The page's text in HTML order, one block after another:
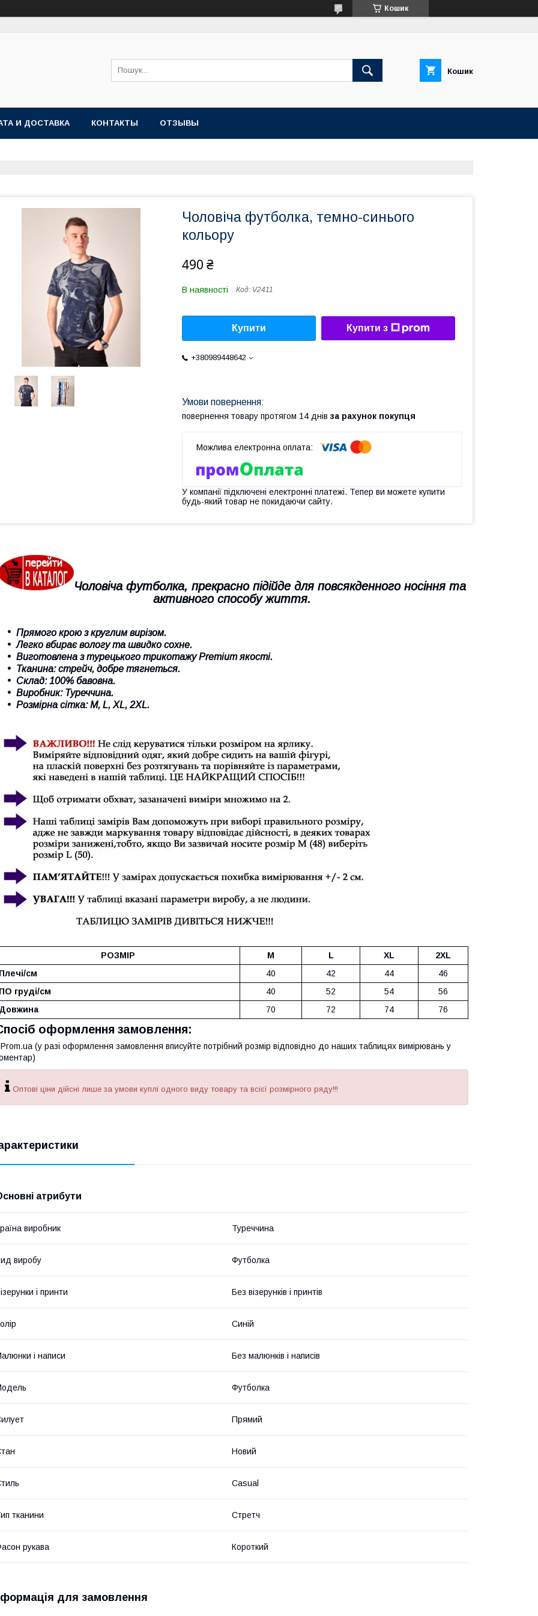
Кошик
Кошик
И ДОСТАВКА КОНТАКТЫ ОТЗЫВЫ
Чоловіча футболка, темно-синього
кольору
490 ₴
В наявності Код: V2411
Купити Купити з
+380989448642
повернення товару протягом 14 днів за рахунок покупця
У компанії підключені електронні платежі. Тепер ви можете купити
будь-який товар не покидаючи сайту.
Чоловіча футболка, прекрасно підійде для повсякденного носіння та
активного способу життя.
Прямого крою з круглим вирізом.
Легко вбирає вологу та швидко сохне.
Виготовлена з турецького трикотажу Premium якості.
Тканина: стрейч, добре тягнеться.
Склад: 100% бавовна.
Виробник: Туреччина.
Розмірна сітка:M, L, XL, 2XL.
РОЗМІР M L XL
2XL
см
40 42 44
46
груді/см
40 52 54
56
70 72 74 76
оформлення замовлення:
(у разі оформлення замовлення вписуйте потрібний розмір відповідно до наших таблицях вимірювань у
Оптові ціни дійсні лише за умови куплі одного виду товару та всієї розмірного ряду!!!
атрибути
виробник Туреччина
виробу Футболка
і принти Без візерунків і принтів
Синій
і написи Без малюнків і написів
Футболка
Прямий
Новий
Casual
тканини Стретч
рукава Короткий
для замовлення